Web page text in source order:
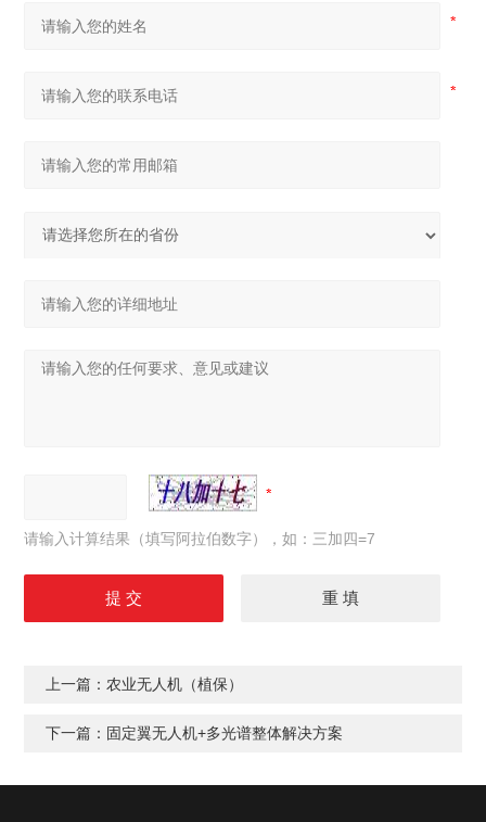
请输入计算结果（填写阿拉伯数字），如：三加四=7
上一篇：农业无人机（植保）
下一篇： 固定翼无人机+多光谱整体解决方案